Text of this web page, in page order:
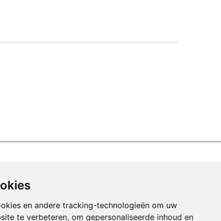
en andere tracking-technologieën om uw
te verbeteren, om gepersonaliseerde inhoud en